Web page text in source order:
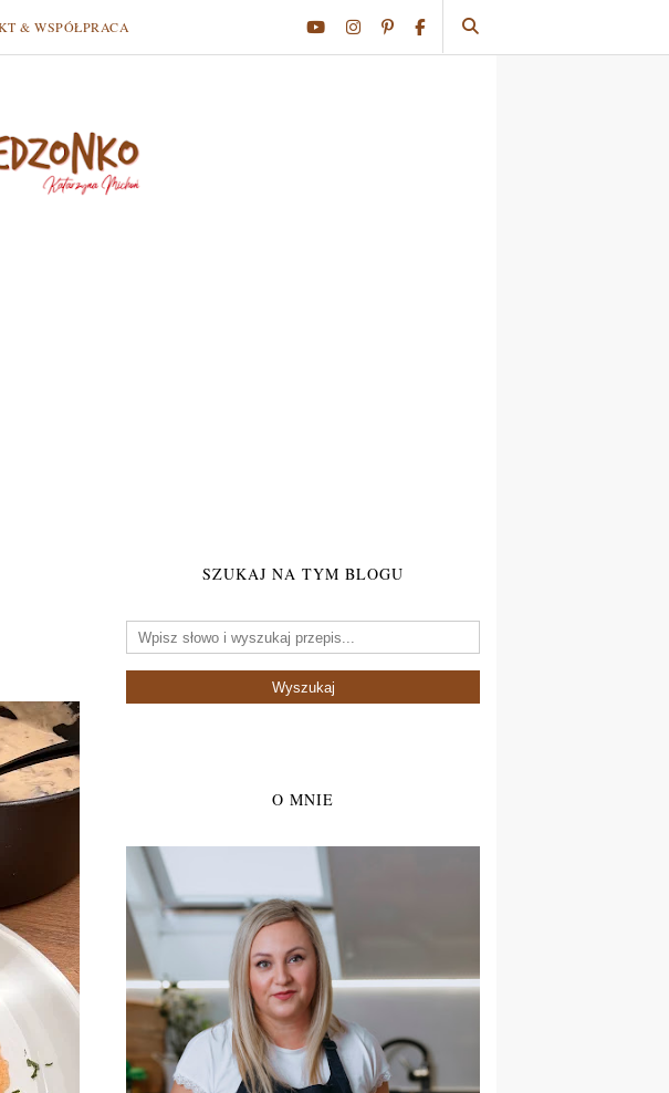
& WSPÓŁPRACA
SZUKAJ NA TYM BLOGU
O MNIE